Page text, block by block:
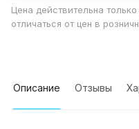
Цена действительна
отличаться от цен в
Описание Отзывы